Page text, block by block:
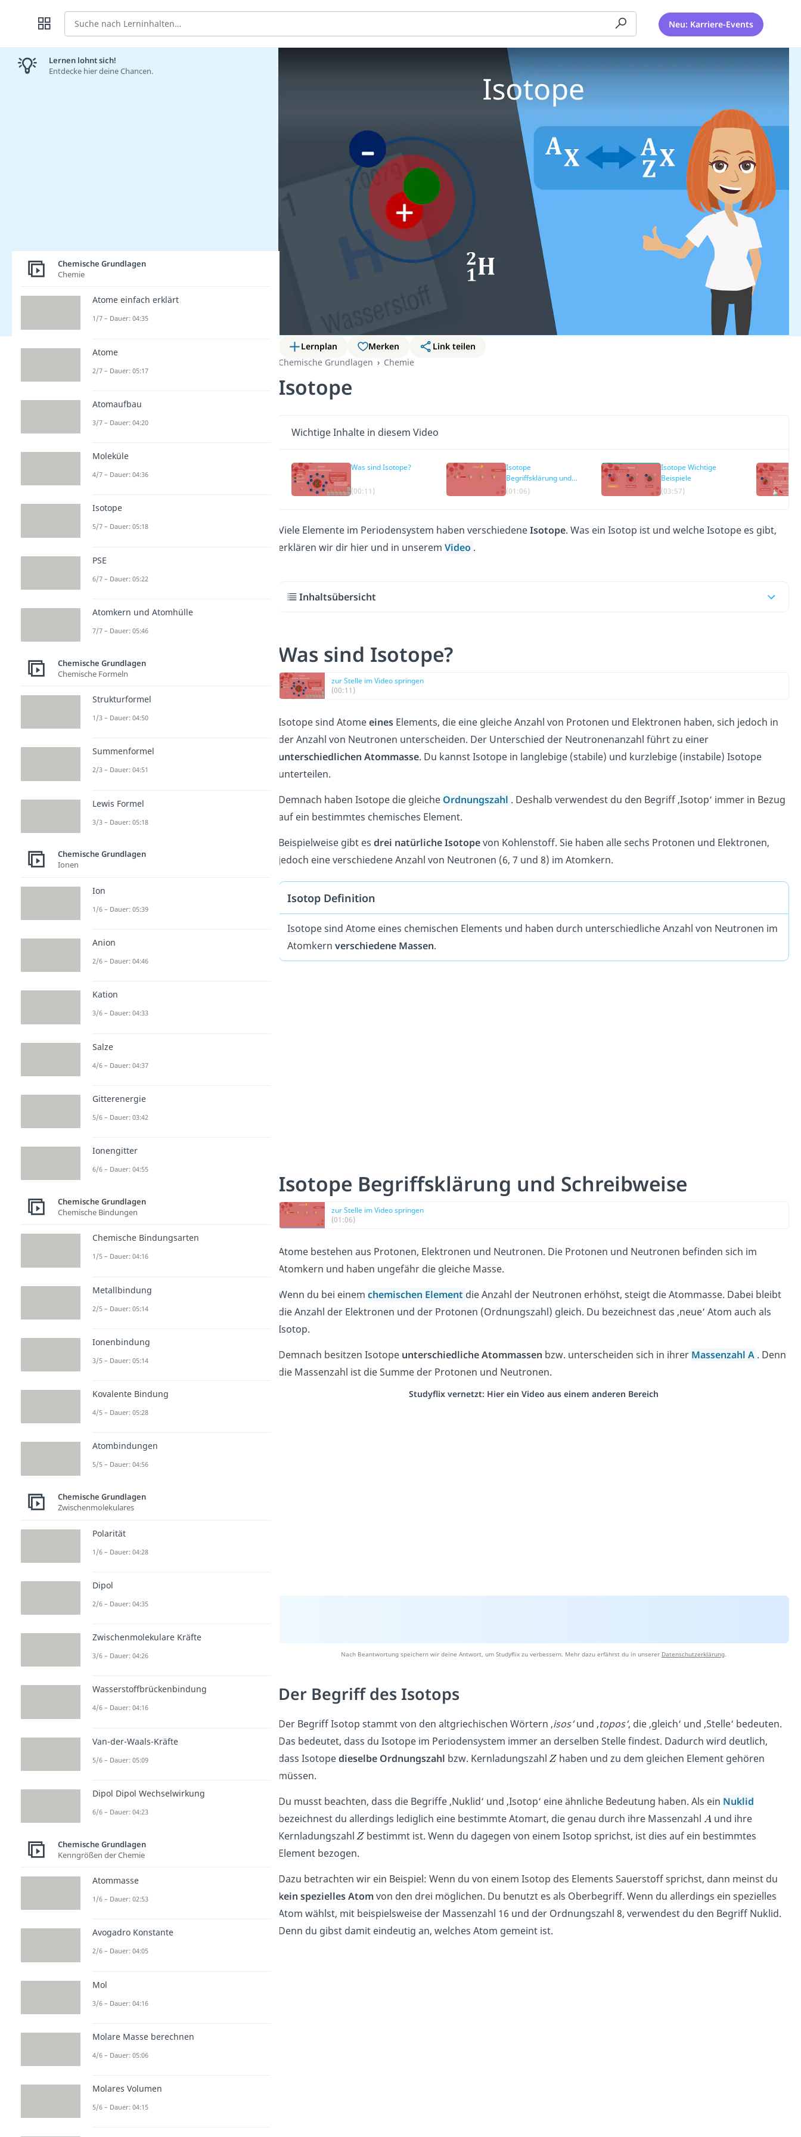
Suche Neu: Karriere-Events
Lernplan Merken
Link teilen
Chemische Grundlagen
Chemie
Isotope
Wichtige Inhalte in diesem Video
Was sind Isotope?
(00:11)
Isotope
Begriffsklärung und
Schreibweise
(01:06)
Isotope Wichtige
Beispiele
(03:57)
Viele Elemente im Periodensystem haben verschiedeneIsotope. Was ein Isotop ist und welche Isotope es gibt,
erklären wir dir hier und in unserem Video .
Inhaltsübersicht
Was sind Isotope?
zur Stelle im Video springen
(00:11)
Isotope sind AtomeeinesElements, die eine gleiche Anzahl von Protonen und Elektronen haben, sich jedoch in
der Anzahl von Neutronen unterscheiden. Der Unterschied der Neutronenanzahl führt zu einer
unterschiedlichen Atommasse. Du kannst Isotope in langlebige (stabile) und kurzlebige (instabile) Isotope
unterteilen.
Demnach haben Isotope die gleiche Ordnungszahl . Deshalb verwendest du den Begriff ‚Isotop‘ immer in Bezug
auf ein bestimmtes chemisches Element.
Beispielweise gibt es drei natürliche Isotopevon Kohlenstoff. Sie haben alle sechs Protonen und Elektronen,
jedoch eine verschiedene Anzahl von Neutronen (6, 7 und 8) im Atomkern.
Isotop Definition
Isotope sind Atome eines chemischen Elements und haben durch unterschiedliche Anzahl von Neutronen im
Atomkern verschiedene Massen.
Isotope Begriffsklärung und Schreibweise
zur Stelle im Video springen
(01:06)
Atome bestehen aus Protonen, Elektronen und Neutronen. Die Protonen und Neutronen befinden sich im
Atomkern und haben ungefähr die gleiche Masse.
Wenn du bei einem chemischen Element die Anzahl der Neutronen erhöhst, steigt die Atommasse. Dabei bleibt
die Anzahl der Elektronen und der Protonen (Ordnungszahl) gleich. Du bezeichnest das ‚neue‘ Atom auch als
Isotop.
Demnach besitzen Isotope unterschiedliche Atommassen bzw. unterscheiden sich in ihrer Massenzahl A . Denn
die Massenzahl ist die Summe der Protonen und Neutronen.
Studyflix vernetzt: Hier ein Video aus einem anderen Bereich
Nach Beantwortung speichern wir deine Antwort, um Studyflix zu verbessern. Mehr dazu erfährst du in unserer Datenschutzerklärung.
Der Begriff des Isotops
Der Begriff Isotop stammt von den altgriechischen Wörtern ‚isos‘und ‚topos‘, die ‚gleich‘ und ‚Stelle‘ bedeuten.
Das bedeutet, dass du Isotope im Periodensystem immer an derselben Stelle findest. Dadurch wird deutlich,
dass Isotopedieselbe Ordnungszahl bzw. Kernladungszahl
haben und zu dem gleichen Element gehören
müssen.
Du musst beachten, dass die Begriffe ‚Nuklid‘ und ‚Isotop‘ eine ähnliche Bedeutung haben. Als ein Nuklid
bezeichnest du allerdings lediglich eine bestimmte Atomart, die genau durch ihre Massenzahl
und ihre
Kernladungszahl
bestimmt ist. Wenn du dagegen von einem Isotop sprichst, ist dies auf ein bestimmtes
Element bezogen.
Dazu betrachten wir ein Beispiel: Wenn du von einem Isotop des Elements Sauerstoff sprichst, dann meinst du
kein spezielles Atomvon den drei möglichen. Du benutzt es als Oberbegriff. Wenn du allerdings ein spezielles
Atom wählst, mit beispielsweise der Massenzahl 16 und der Ordnungszahl 8, verwendest du den Begriff Nuklid.
Denn du gibst damit eindeutig an, welches Atom gemeint ist.
Lernen lohnt sich!
Entdecke hier deine Chancen.
Chemische Grundlagen
Chemie
Atome einfach erklärt
1/7 – Dauer: 04:35
Atome
2/7 – Dauer: 05:17
Atomaufbau
3/7 – Dauer: 04:20
Moleküle
4/7 – Dauer: 04:36
Isotope
5/7 – Dauer: 05:18
PSE
6/7 – Dauer: 05:22
Atomkern und Atomhülle
7/7 – Dauer: 05:46
Chemische Grundlagen
Chemische Formeln
Strukturformel
1/3 – Dauer: 04:50
Summenformel
2/3 – Dauer: 04:51
Lewis Formel
3/3 – Dauer: 05:18
Chemische Grundlagen
Ionen
Ion
1/6 – Dauer: 05:39
Anion
2/6 – Dauer: 04:46
Kation
3/6 – Dauer: 04:33
Salze
4/6 – Dauer: 04:37
Gitterenergie
5/6 – Dauer: 03:42
Ionengitter
6/6 – Dauer: 04:55
Chemische Grundlagen
Chemische Bindungen
Chemische Bindungsarten
1/5 – Dauer: 04:16
Metallbindung
2/5 – Dauer: 05:14
Ionenbindung
3/5 – Dauer: 05:14
Kovalente Bindung
4/5 – Dauer: 05:28
Atombindungen
5/5 – Dauer: 04:56
Chemische Grundlagen
Zwischenmolekulares
Polarität
1/6 – Dauer: 04:28
Dipol
2/6 – Dauer: 04:35
Zwischenmolekulare Kräfte
3/6 – Dauer: 04:26
Wasserstoffbrückenbindung
4/6 – Dauer: 04:16
Van-der-Waals-Kräfte
5/6 – Dauer: 05:09
Dipol Dipol Wechselwirkung
6/6 – Dauer: 04:23
Chemische Grundlagen
Kenngrößen der Chemie
Atommasse
1/6 – Dauer: 02:53
Avogadro Konstante
2/6 – Dauer: 04:05
Mol
3/6 – Dauer: 04:16
Molare Masse berechnen
4/6 – Dauer: 05:06
Molares Volumen
5/6 – Dauer: 04:15